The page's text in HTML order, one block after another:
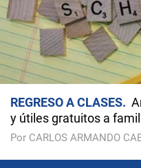
REGRESO A CLASES
y útiles gratuitos a
Por CARLOS ARMANDO